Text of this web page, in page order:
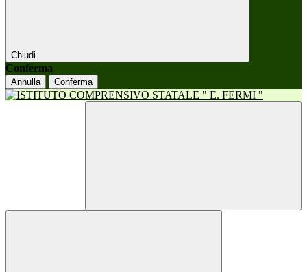
Chiudi
Conferma
Annulla Conferma